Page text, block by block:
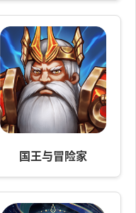
国王与冒险家